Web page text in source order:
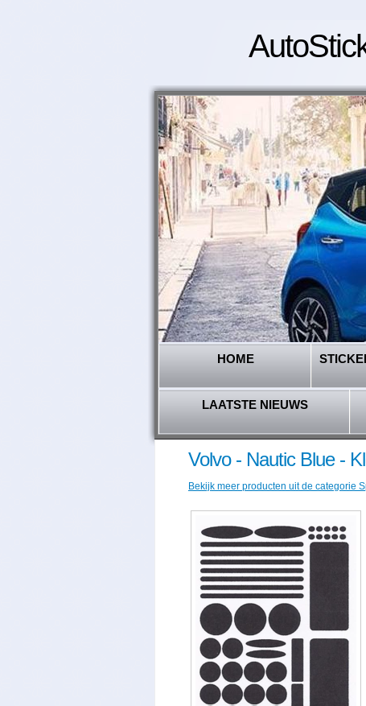
HOME
LAATSTE NIEUWS
Volvo - Nautic Blue -
Bekijk meer producten uit de categorie